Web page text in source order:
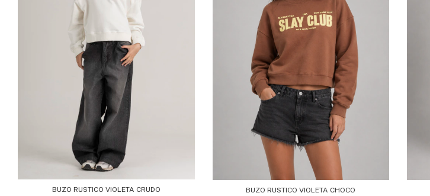
BUZO RUSTICO VIOLETA CRUDO
BUZO RUSTICO VIOLETA CHOCO